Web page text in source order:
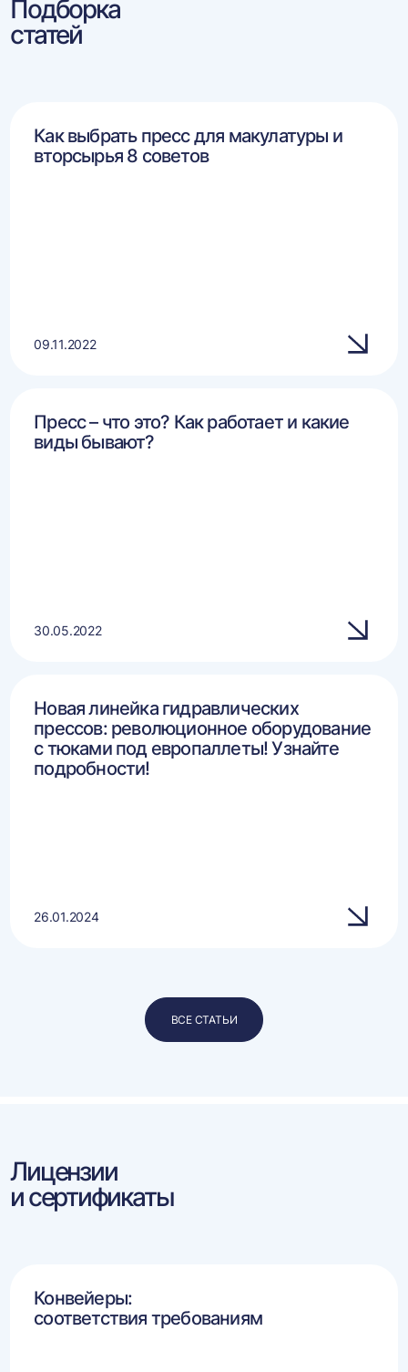
Подборка
статей
Как выбрать пресс для макулатуры и
вторсырья 8 советов
09.11.2022
Пресс – что это? Как работает и какие
виды бывают?
30.05.2022
Новая линейка гидравлических
прессов: революционное оборудование
с тюками под европаллеты! Узнайте
подробности!
26.01.2024
ВСЕ СТАТЬИ
Лицензии
и сертификаты
Конвейеры:
соответствия требованиям